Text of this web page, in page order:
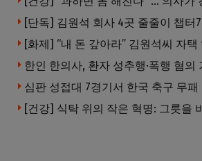
[건강] 식탁 위의 작은 혁명: 그릇을